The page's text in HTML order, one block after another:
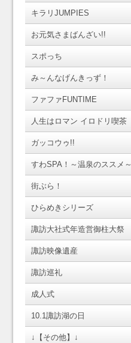
キラリJUMPIES
お元気さまばんざい!!
スポっち
み～んなげんきっず！
ファファFUNTIME
人生はロマン イロドリ喫茶
ガッコウゥ!!
すわSPA！～温泉のススメ～
街ぶら！
ひらめきシリーズ
諏訪大社式年造営御柱大祭
諏訪映像遺産
諏訪巡礼
成人式
10.1諏訪湖の日
↓【その他】↓